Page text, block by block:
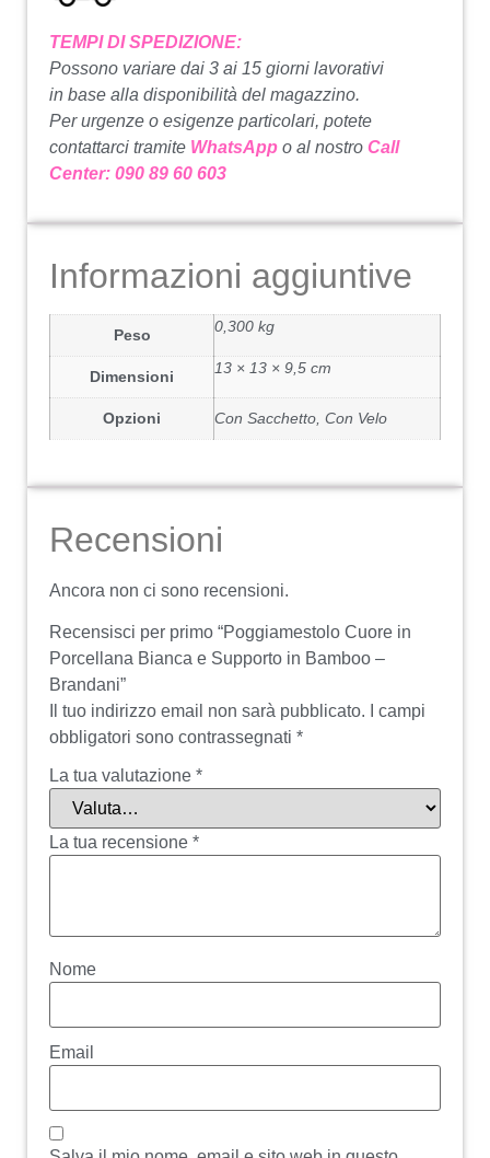
TEMPI DI SPEDIZIONE:
Possono variare dai 3 ai 15 giorni lavorativi
in base alla disponibilità del magazzino.
Per urgenze o esigenze particolari, potete
contattarci tramite WhatsApp o al nostro Call
Center: 090 89 60 603
Informazioni aggiuntive
Peso 0,300 kg
Dimensioni 13 × 13 × 9,5 cm
Opzioni Con Sacchetto, Con Velo
Recensioni
Ancora non ci sono recensioni.
Recensisci per primo “Poggiamestolo Cuore in
Porcellana Bianca e Supporto in Bamboo –
Brandani”
Il tuo indirizzo email non sarà pubblicato.
I campi
obbligatori sono contrassegnati *
La tua valutazione *
La tua recensione *
Nome
Email